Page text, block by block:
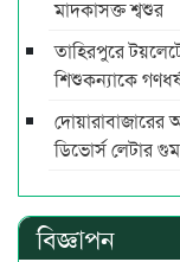
মাদকাসক্ত শ্বশুর
তাহিরপুরে
শিশুকন্যাকে
দোয়ারাবাজারের
ডিভোর্স লেটার গুম
বিজ্ঞাপন